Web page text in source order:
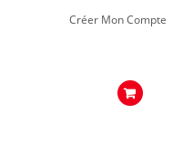
Créer Mon Compte